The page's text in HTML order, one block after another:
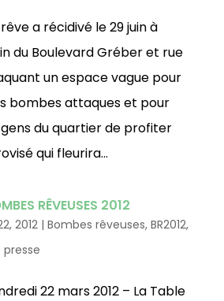
a récidivé le 29 juin à
du Boulevard Gréber et rue
un espace vague pour
bombes attaques et pour
du quartier de profiter
qui fleurira...
RÊVEUSES 2012
2012| Bombes rêveuses, BR2012,
22 mars 2012 – La Table